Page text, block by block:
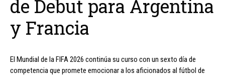
de Debut para Argentina
y Francia
El Mundial de la FIFA 2026 continúa su curso con un sexto día de
competencia que promete emocionar a los aficionados al fútbol de